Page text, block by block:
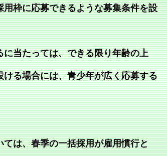
枠に応募できるような募集条件を設
当たっては、できる限り年齢の上
る場合には、青少年が広く応募する
は、春季の一括採用が雇用慣行と